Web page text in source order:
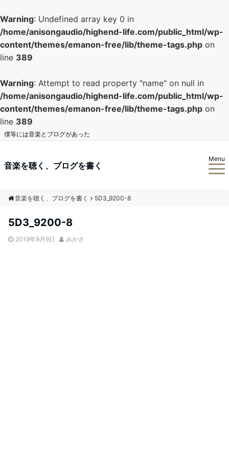
Warning: Undefined array key 0 in
/home/anisongaudio/highend-life.com/public_html/wp-
content/themes/emanon-free/lib/theme-tags.php on
line 389
Warning: Attempt to read property "name" on null in
/home/anisongaudio/highend-life.com/public_html/wp-
content/themes/emanon-free/lib/theme-tags.php on
line 389
僕等には音楽とブログがあった
音楽を聴く、ブログを書く
Menu
音楽を聴く、ブログを書く 5D3_9200-8
5D3_9200-8
2019年9月9日 みかさ